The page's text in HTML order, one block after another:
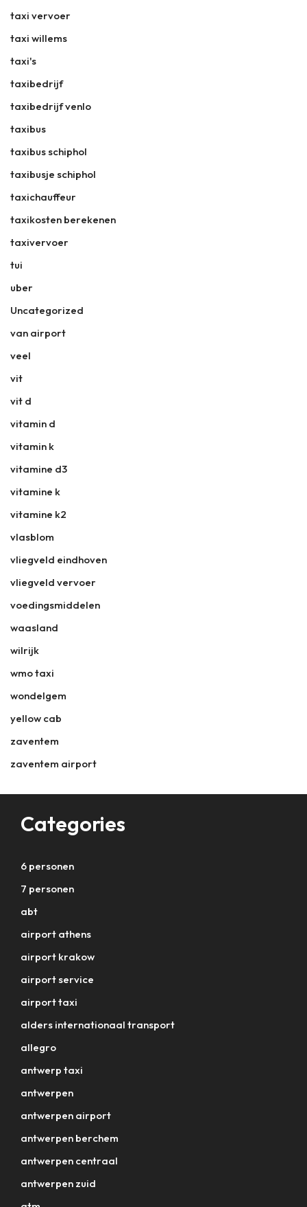
taxi vervoer
taxi willems
taxi's
taxibedrijf
taxibedrijf venlo
taxibus
taxibus schiphol
taxibusje schiphol
taxichauffeur
taxikosten berekenen
taxivervoer
tui
uber
Uncategorized
van airport
veel
vit
vit d
vitamin d
vitamin k
vitamine d3
vitamine k
vitamine k2
vlasblom
vliegveld eindhoven
vliegveld vervoer
voedingsmiddelen
waasland
wilrijk
wmo taxi
wondelgem
yellow cab
zaventem
zaventem airport
Categories
6 personen
7 personen
abt
airport athens
airport krakow
airport service
airport taxi
alders internationaal transport
allegro
antwerp taxi
antwerpen
antwerpen airport
antwerpen berchem
antwerpen centraal
antwerpen zuid